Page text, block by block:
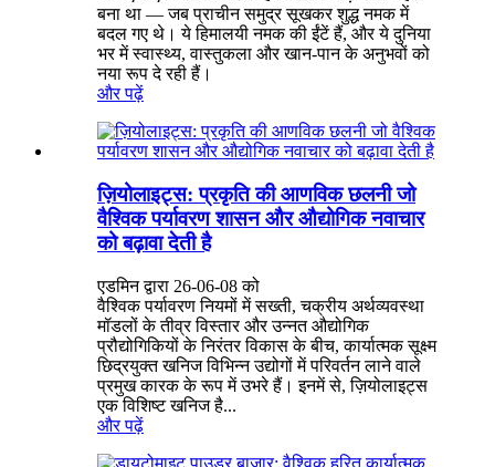
बना था — जब प्राचीन समुद्र सूखकर शुद्ध नमक में
बदल गए थे। ये हिमालयी नमक की ईंटें हैं, और ये दुनिया
भर में स्वास्थ्य, वास्तुकला और खान-पान के अनुभवों को
नया रूप दे रही हैं।
और पढ़ें
ज़ियोलाइट्स: प्रकृति की आणविक छलनी जो
वैश्विक पर्यावरण शासन और औद्योगिक नवाचार
को बढ़ावा देती है
एडमिन द्वारा 26-06-08 को
वैश्विक पर्यावरण नियमों में सख्ती, चक्रीय अर्थव्यवस्था
मॉडलों के तीव्र विस्तार और उन्नत औद्योगिक
प्रौद्योगिकियों के निरंतर विकास के बीच, कार्यात्मक सूक्ष्म
छिद्रयुक्त खनिज विभिन्न उद्योगों में परिवर्तन लाने वाले
प्रमुख कारक के रूप में उभरे हैं। इनमें से, ज़ियोलाइट्स
एक विशिष्ट खनिज है...
और पढ़ें